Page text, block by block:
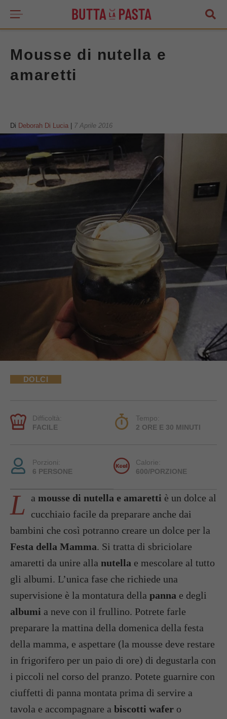
Mousse di nutella e
amaretti
Di Deborah Di Lucia 7 Aprile 2016
DOLCI
Difficoltà:
FACILE
Tempo:
2 ORE E 30 MINUTI
Porzioni:
6 PERSONE
Calorie:
600/PORZIONE
L a mousse di nutella e amaretti è un dolce al
cucchiaio facile da preparare anche dai
bambini che così potranno creare un dolce per la
Festa della Mamma. Si tratta di sbriciolare
amaretti da unire alla nutella e mescolare al tutto
gli albumi. L’unica fase che richiede una
supervisione è la montatura della panna e degli
albumi a neve con il frullino. Potrete farle
preparare la mattina della domenica della festa
della mamma, e aspettare (la mousse deve restare
in frigorifero per un paio di ore) di degustarla con
i piccoli nel corso del pranzo. Potete guarnire con
ciuffetti di panna montata prima di servire a
tavola e accompagnare a biscotti wafer o